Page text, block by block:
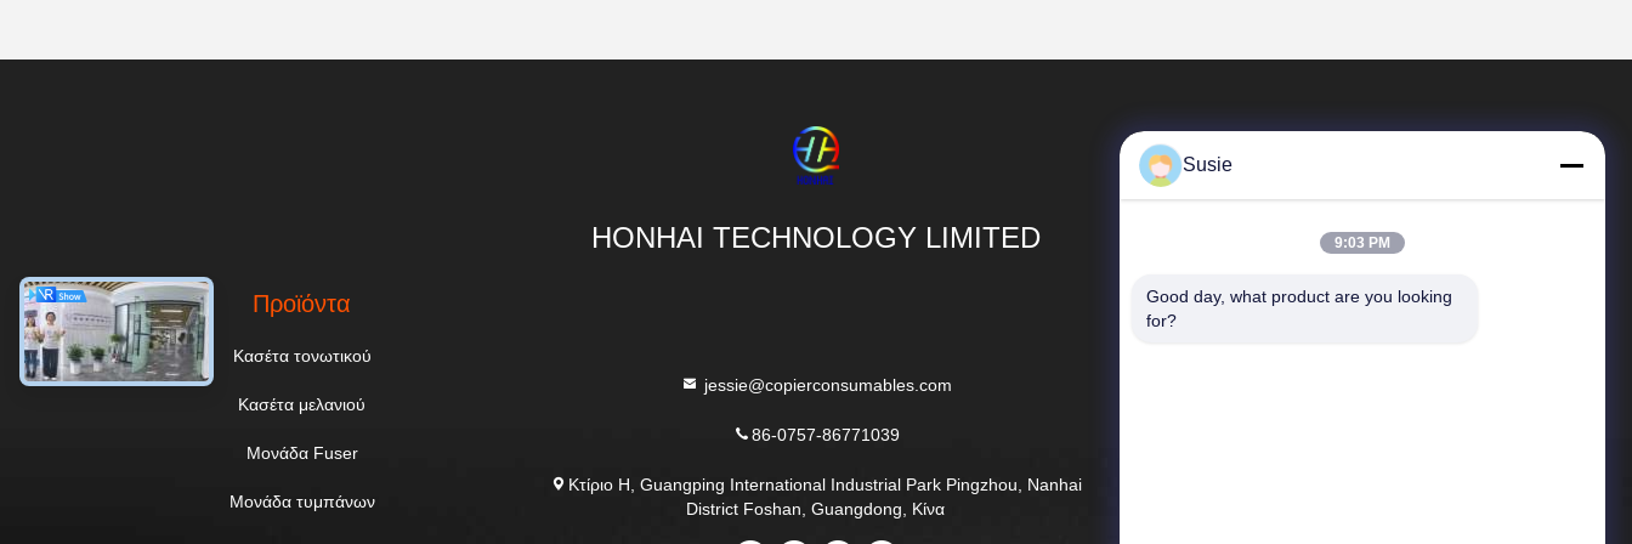
HONHAI TECHNOLOGY LIMITED
Προϊόντα
Κασέτα τονωτικού
Κασέτα μελανιού
Μονάδα Fuser
Μονάδα τυμπάνων
jessie@copierconsumables.com
86-0757-86771039
Κτίριο H, Guangping International Industrial Park Pingzhou, Nanhai
District Foshan, Guangdong, Κίνα
Γρήγοροι Σύνδεσμοι
Susie
9:03 PM
Good day, what product are you looking
for?